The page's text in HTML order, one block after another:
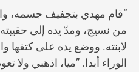
“قام مهدي بتجفيف جسمه،
من نسيج، ومدّ يده إلى
لابنته. ووضع يده على كتفها
الوراء أبدا. ”ميا، اذهبي